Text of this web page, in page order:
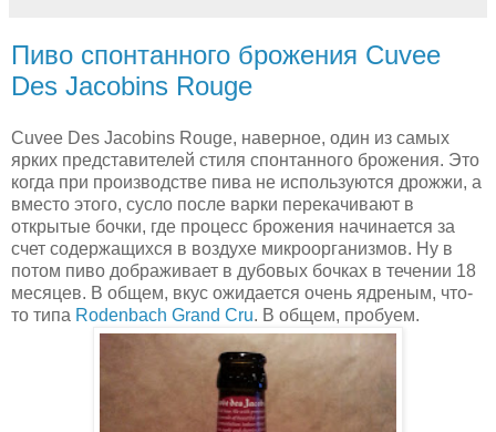
Пиво спонтанного брожения Cuvee
Des Jacobins Rouge
Cuvee Des Jacobins Rouge, наверное, один из самых
ярких представителей стиля спонтанного брожения. Это
когда при производстве пива не используются дрожжи, а
вместо этого, сусло после варки перекачивают в
открытые бочки, где процесс брожения начинается за
счет содержащихся в воздухе микроорганизмов. Ну в
потом пиво дображивает в дубовых бочках в течении 18
месяцев. В общем, вкус ожидается очень ядреным, что-
то типа Rodenbach Grand Cru. В общем, пробуем.